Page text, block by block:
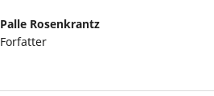
Palle Rosenkrantz
Forfatter